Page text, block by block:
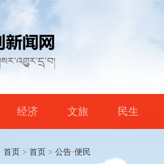
经济 文旅 民生
首页 > 首页 > 公告·便民